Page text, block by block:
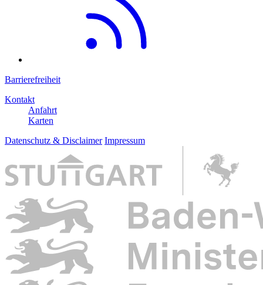
Barrierefreiheit
Kontakt
Anfahrt
Karten
Datenschutz & Disclaimer Impressum